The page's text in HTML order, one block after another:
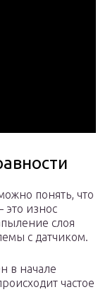
понять, что
это износ
слоя
с датчиком.
в начале
частое